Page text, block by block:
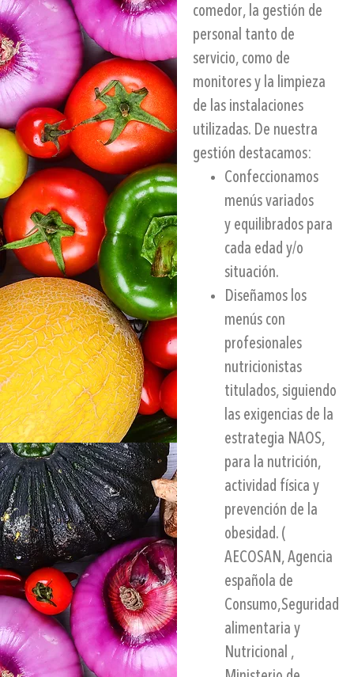
comedor, la gestión de
personal tanto de
servicio, como de
monitores y la limpieza
de las instalaciones
utilizadas. De nuestra
gestión destacamos:
Confeccionamos
menús variados
y equilibrados para
cada edad y/o
situación.
Diseñamos los
menús con
profesionales
nutricionistas
titulados, siguiendo
las exigencias de la
estrategia NAOS,
para la nutrición,
actividad física y
prevención de la
obesidad. (
AECOSAN, Agencia
española de
Consumo,Seguridad
alimentaria y
Nutricional ,